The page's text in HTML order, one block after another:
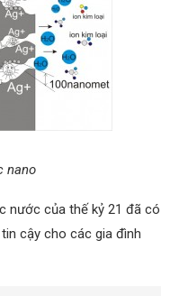
nano
nước của thế kỷ 21 đã có
cậy cho các gia đình